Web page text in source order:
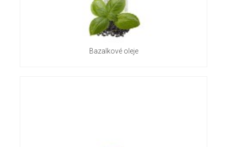
Bazalkové oleje